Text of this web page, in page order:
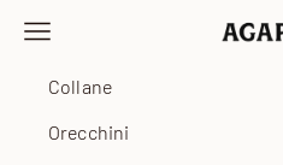
Agapée
Apri il menu di navigazione
Collane
Orecchini